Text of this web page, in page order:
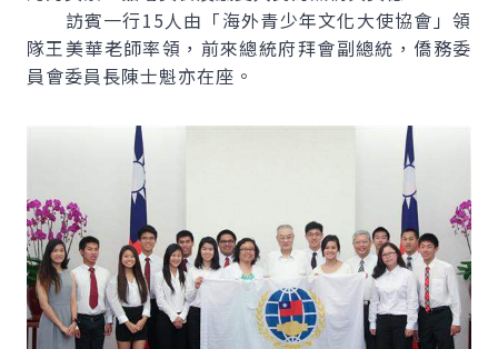
訪賓一行15人由「海外青少年文化大使協會」領
隊王美華老師率領，前來總統府拜會副總統，僑務委
員會委員長陳士魁亦在座。